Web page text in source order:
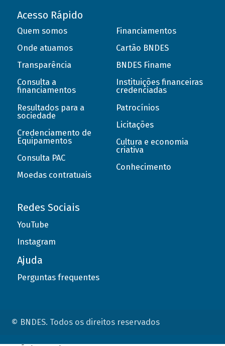
Acesso Rápido
Quem somos
Onde atuamos
Transparência
Consulta a
financiamentos
Resultados para a
sociedade
Credenciamento de
Equipamentos
Consulta PAC
Moedas contratuais
Financiamentos
Cartão BNDES
BNDES Finame
Instituições financeiras
credenciadas
Patrocínios
Licitações
Cultura e economia
criativa
Conhecimento
Redes Sociais
YouTube
Instagram
Ajuda
Perguntas frequentes
© BNDES. Todos os direitos reservados